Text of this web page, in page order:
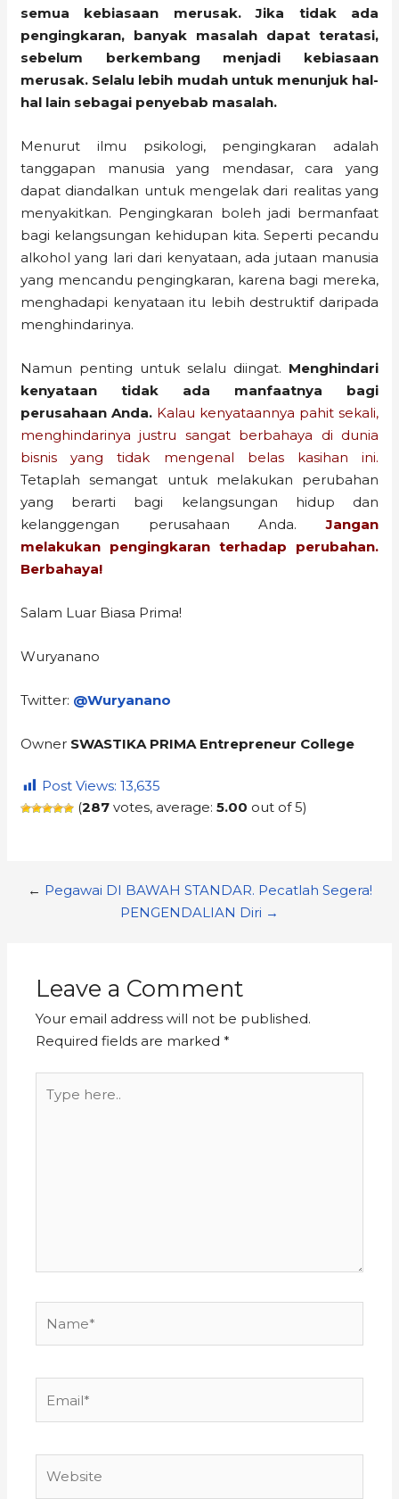
semua kebiasaan merusak. Jika tidak ada
pengingkaran, banyak masalah dapat teratasi,
sebelum berkembang menjadi kebiasaan
merusak. Selalu lebih mudah untuk menunjuk hal-
hal lain sebagai penyebab masalah.
Menurut ilmu psikologi, pengingkaran adalah
tanggapan manusia yang mendasar, cara yang
dapat diandalkan untuk mengelak dari realitas yang
menyakitkan. Pengingkaran boleh jadi bermanfaat
bagi kelangsungan kehidupan kita. Seperti pecandu
alkohol yang lari dari kenyataan, ada jutaan manusia
yang mencandu pengingkaran, karena bagi mereka,
menghadapi kenyataan itu lebih destruktif daripada
menghindarinya.
Namun penting untuk selalu diingat. Menghindari
kenyataan tidak ada manfaatnya bagi
perusahaan Anda. Kalau kenyataannya pahit sekali,
menghindarinya justru sangat berbahaya di dunia
bisnis yang tidak mengenal belas kasihan ini.
Tetaplah semangat untuk melakukan perubahan
yang berarti bagi kelangsungan hidup dan
kelanggengan perusahaan Anda.Jangan
melakukan pengingkaran terhadap perubahan.
Berbahaya!
Salam Luar Biasa Prima!
Wuryanano
Twitter: @Wuryanano
Owner SWASTIKA PRIMA Entrepreneur College
Post Views: 13,635
(287 votes, average:5.00 out of 5)
← Pegawai DI BAWAH STANDAR. Pecatlah Segera!
PENGENDALIAN Diri →
Leave a Comment
Your email address will not be published.
Required fields are marked*